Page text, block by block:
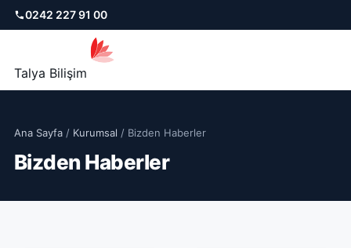
0242 227 91 00
Talya Bilişim
Ana Sayfa / Kurumsal / Bizden Haberler
Bizden Haberler